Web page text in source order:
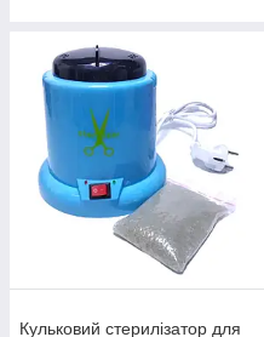
Кульковий стерилізатор для